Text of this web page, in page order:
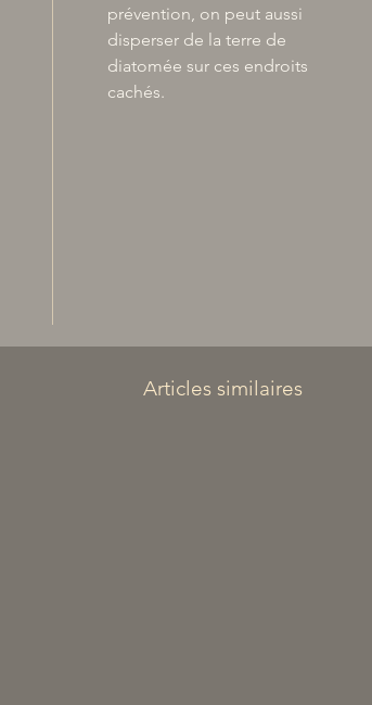
prévention, on peut aussi
disperser de la terre de
diatomée sur ces endroits
cachés.
Articles similaires